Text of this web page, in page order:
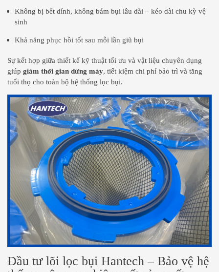
Không bị bết dính, không bám bụi lâu dài – kéo dài chu kỳ vệ
sinh
Khả năng phục hồi tốt sau mỗi lần giũ bụi
Sự kết hợp giữa thiết kế kỹ thuật tối ưu và vật liệu chuyên dụng
giúp giảm thời gian dừng máy, tiết kiệm chi phí bảo trì và tăng
tuổi thọ cho toàn bộ hệ thống lọc bụi.
Đầu tư lõi lọc bụi Hantech – Bảo vệ hệ